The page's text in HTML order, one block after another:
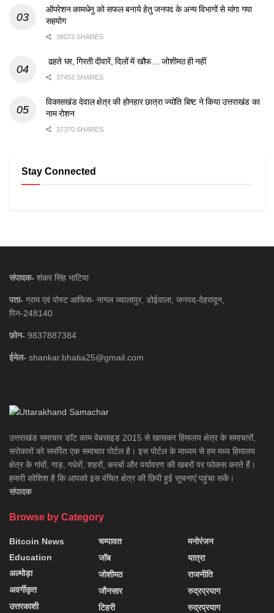
ऑपरेशन कामधेनु को सफल बनाये हेतु जनपद के अन्य विभागों से मांगा गया
सहयोग
38073 SHARES
ढहते घर, गिरती दीवारें, दिलों में खौफ… जोशीमठ ही नहीं
37453 SHARES
विकासखंड देवाल क्षेत्र की होनहार छात्रा ज्योति बिष्ट ने किया उत्तराखंड का
नाम रोशन
37370 SHARES
Stay Connected
संपादक- शंकर सिंह भाटिया
पता- ग्राम एवं पोस्ट आफिस- नागल ज्वालापुर, डोईवाला, जनपद-देहरादून,
पिन-248140
फ़ोन- 9837887384
ईमेल- shankar.bhatia25@gmail.com
उत्तराखंड समाचार डाॅट काम वेबसाइड 2015 से खासकर हिमालय क्षेत्र के समाचारों,
सरोकारों को समर्पित एक समाचार पोर्टल है। इस पोर्टल के माध्यम से हम मध्य हिमालय
क्षेत्र के गांवों, गाड़, गधेरों, शहरों, कस्बों और पर्यावरण की खबरों पर फोकस करते हैं।
हमारी कोशिश है कि आपको इस वंचित क्षेत्र की छिपी हुई सूचनाएं पहुंचा सकें।
संपादक
Browse by Category
Bitcoin News
Education
अल्मोड़ा
अवर्गीकृत
उत्तरकाशी
चम्पावत
जॉब
जोशीमठ
जौनसार
टिहरी
मनोरंजन
यात्रा
राजनीति
रुद्रप्रयाग
रुद्रप्रयाग